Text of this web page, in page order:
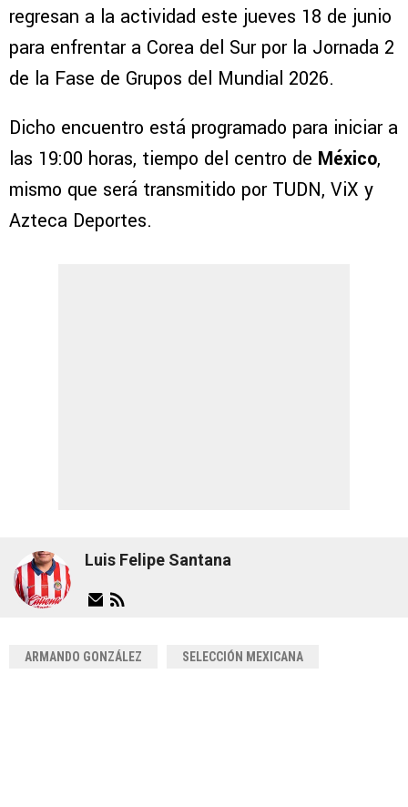
regresan a la actividad este jueves 18 de junio
para enfrentar a Corea del Sur por la Jornada 2
de la Fase de Grupos del Mundial 2026.
Dicho encuentro está programado para iniciar a
las 19:00 horas, tiempo del centro de México,
mismo que será transmitido por TUDN, ViX y
Azteca Deportes.
Luis Felipe Santana
ARMANDO GONZÁLEZ SELECCIÓN MEXICANA